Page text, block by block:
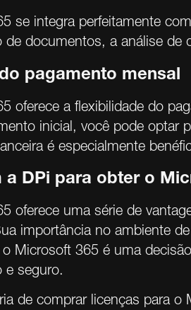
se integra perfeitamente
de documentos, a análise de
pagamento mensal
oferece a flexibilidade do
inicial, você pode optar
é especialmente
a DPi para obter o
oferece uma série de
importância no ambiente
Microsoft 365 é uma
e seguro.
de comprar licenças para